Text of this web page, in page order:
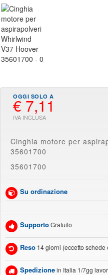
€ 7,11
Cinghia motore per
35601700
35601700
Su ordinazione
SupportoGratuito
Reso 14 giorni (eccetto schede
Spedizionein Italia 1/7gg